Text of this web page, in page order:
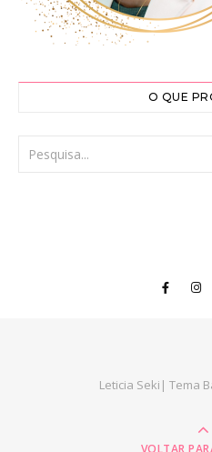
O QUE
Leticia Seki| Tema
VOLTAR